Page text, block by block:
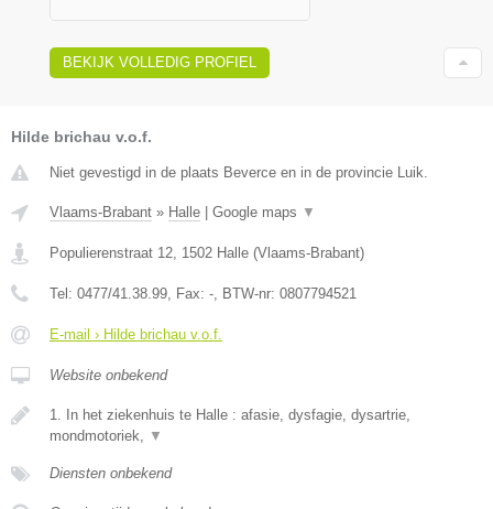
BEKIJK VOLLEDIG PROFIEL
Hilde brichau v.o.f.
Niet gevestigd in de plaats Beverce en in de provincie Luik.
Vlaams-Brabant » Halle | Google maps ▼
Populierenstraat 12 1502 Halle (Vlaams-Brabant)
Tel: 0477/41.38.99 , Fax: - , BTW-nr: 0807794521
E-mail › Hilde brichau v.o.f.
Website onbekend
1. In het ziekenhuis te Halle : afasie, dysfagie, dysartrie,
mondmotoriek,
▼
Diensten onbekend